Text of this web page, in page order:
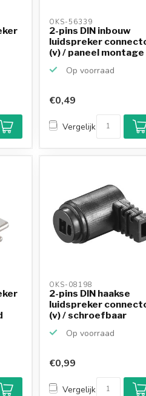
OKS-56339
2-pins DIN inbouw
luidspreker
(v) / paneel montage
Op voorraad
€0,49
Vergelijk
OKS-08198
2-pins DIN haakse
luidspreker
(v) / schroefbaar
Op voorraad
€0,99
Vergelijk